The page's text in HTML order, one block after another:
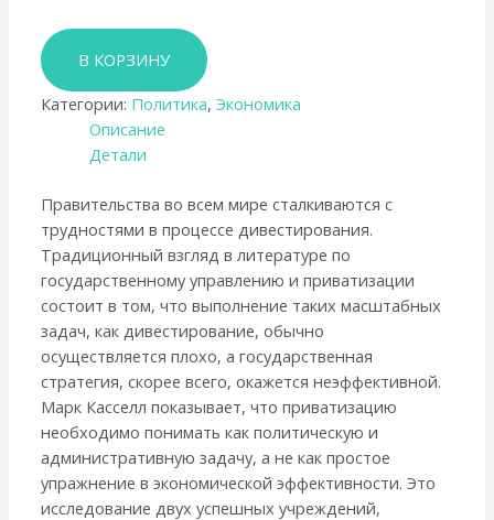
Количество
товара
Марк
Кассел
правительства
приватизацию.
Политика
дивестирования
в
Соединенных
Штатах
и
Германии»
В КОРЗИНУ
Категории: Политика,Экономика
Описание
Детали
Правительства во всем мире сталкиваются с
трудностями в процессе дивестирования.
Традиционный взгляд в литературе по
государственному управлению и приватизации
состоит в том, что выполнение таких масштабных
задач, как дивестирование, обычно
осуществляется плохо, а государственная
стратегия, скорее всего, окажется неэффективной.
Марк Касселл показывает, что приватизацию
необходимо понимать как политическую и
административную задачу, а не как простое
упражнение в экономической эффективности. Это
исследование двух успешных учреждений,